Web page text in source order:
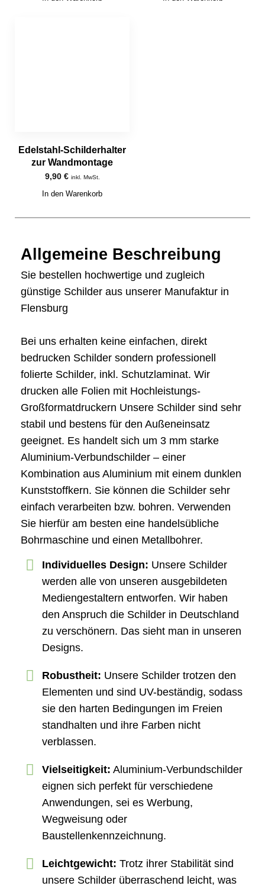
Edelstahl-Schilderhalter
zur Wandmontage
9,90 € inkl. MwSt.
In den Warenkorb
Allgemeine Beschreibung
Sie bestellen hochwertige und zugleich
günstige Schilder aus unserer Manufaktur in
Flensburg
Bei uns erhalten keine einfachen, direkt
bedrucken Schilder sondern professionell
folierte Schilder, inkl. Schutzlaminat. Wir
drucken alle Folien mit Hochleistungs-
Großformatdruckern Unsere Schilder sind sehr
stabil und bestens für den Außeneinsatz
geeignet. Es handelt sich um 3 mm starke
Aluminium-Verbundschilder – einer
Kombination aus Aluminium mit einem dunklen
Kunststoffkern. Sie können die Schilder sehr
einfach verarbeiten bzw. bohren. Verwenden
Sie hierfür am besten eine handelsübliche
Bohrmaschine und einen Metallbohrer.
Individuelles Design: Unsere Schilder
werden alle von unseren ausgebildeten
Mediengestaltern entworfen. Wir haben
den Anspruch die Schilder in Deutschland
zu verschönern. Das sieht man in unseren
Designs.
Robustheit: Unsere Schilder trotzen den
Elementen und sind UV-beständig, sodass
sie den harten Bedingungen im Freien
standhalten und ihre Farben nicht
verblassen.
Vielseitigkeit: Aluminium-Verbundschilder
eignen sich perfekt für verschiedene
Anwendungen, sei es Werbung,
Wegweisung oder
Baustellenkennzeichnung.
Leichtgewicht:Trotz ihrer Stabilität sind
unsere Schilder überraschend leicht, was